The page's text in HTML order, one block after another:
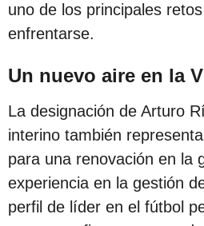
uno de los principales
enfrentarse.
Un nuevo aire en la
La designación de Arturo
interino también
para una renovación en la
experiencia en la gestión
perfil de líder en el fútbol